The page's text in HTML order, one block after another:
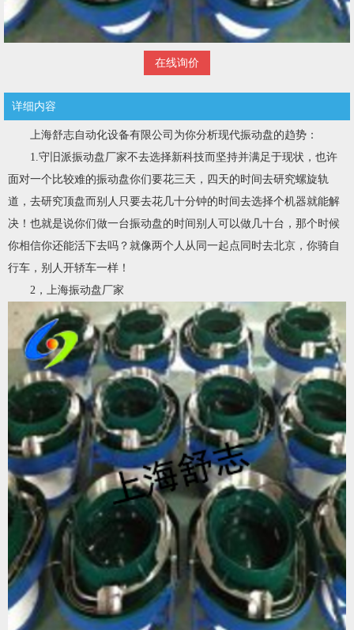
在线询价
详细内容
上海舒志自动化设备有限公司为你分析现代振动盘的趋势：
1.守旧派振动盘厂家不去选择新科技而坚持并满足于现状，也许
面对一个比较难的振动盘你们要花三天，四天的时间去研究螺旋轨
道，去研究顶盘而别人只要去花几十分钟的时间去选择个机器就能解
决！也就是说你们做一台振动盘的时间别人可以做几十台，那个时候
你相信你还能活下去吗？就像两个人从同一起点同时去北京，你骑自
行车，别人开轿车一样！
2，上海振动盘厂家